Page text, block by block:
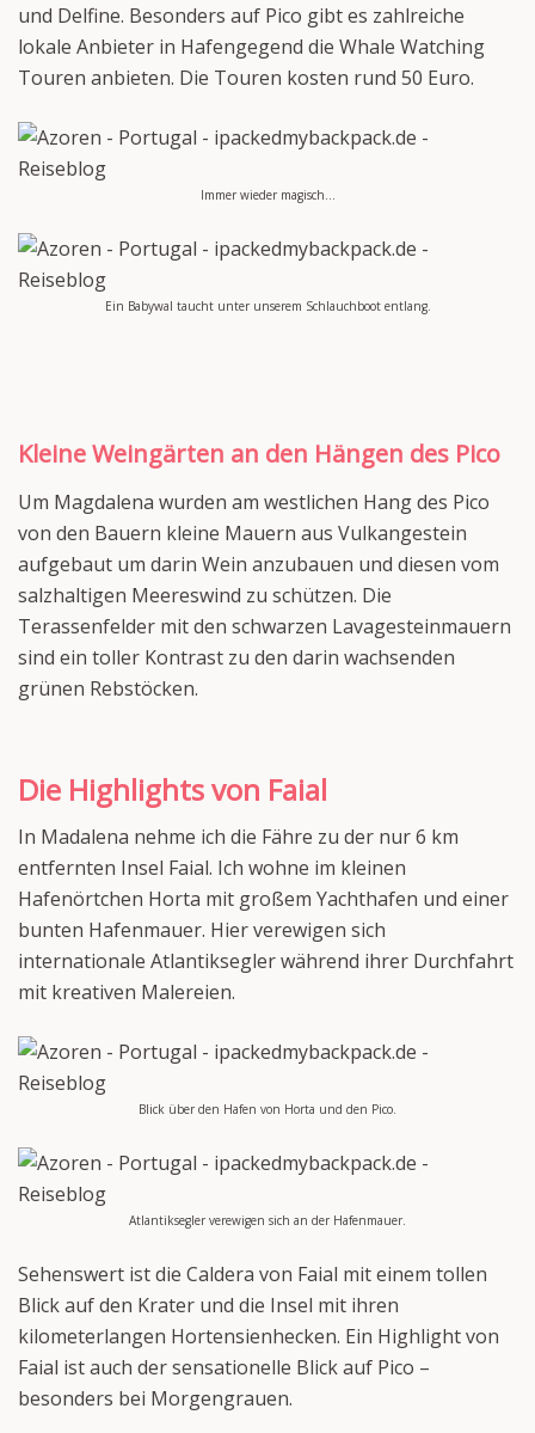
und Delfine. Besonders auf Pico gibt es zahlreiche
lokale Anbieter in Hafengegend die Whale Watching
Touren anbieten. Die Touren kosten rund 50 Euro.
Immer wieder magisch…
Ein Babywal taucht unter unserem Schlauchboot entlang.
Kleine Weingärten an den Hängen des Pico
Um Magdalena wurden am westlichen Hang des Pico
von den Bauern kleine Mauern aus Vulkangestein
aufgebaut um darin Wein anzubauen und diesen vom
salzhaltigen Meereswind zu schützen. Die
Terassenfelder mit den schwarzen Lavagesteinmauern
sind ein toller Kontrast zu den darin wachsenden
grünen Rebstöcken.
Die Highlights von Faial
In Madalena nehme ich die Fähre zu der nur 6 km
entfernten Insel Faial. Ich wohne im kleinen
Hafenörtchen Horta mit großem Yachthafen und einer
bunten Hafenmauer. Hier verewigen sich
internationale Atlantiksegler während ihrer Durchfahrt
mit kreativen Malereien.
Blick über den Hafen von Horta und den Pico.
Atlantiksegler verewigen sich an der Hafenmauer.
Sehenswert ist die Caldera von Faial mit einem tollen
Blick auf den Krater und die Insel mit ihren
kilometerlangen Hortensienhecken. Ein Highlight von
Faial ist auch der sensationelle Blick auf Pico –
besonders bei Morgengrauen.